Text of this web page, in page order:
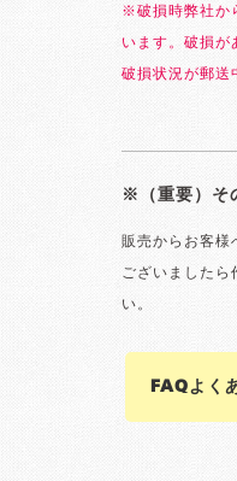
※破損時弊社か
います。破損が
破損状況が郵送
※（重要）そ
販売からお客様
ございましたら
い。
FAQよく